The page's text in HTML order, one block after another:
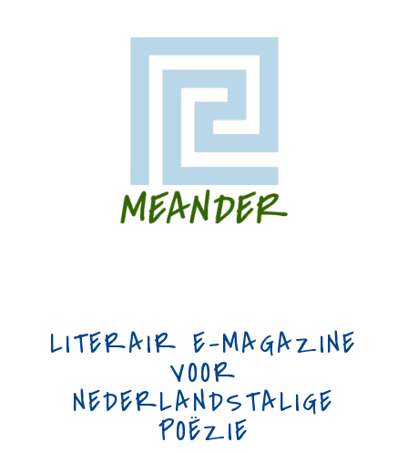
LITERAIR E-MAGAZINE
VOOR
NEDERLANDSTALIGE
POËZIE